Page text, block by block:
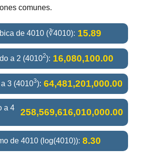
comunes.
de 4010 (∛4010): 15.89
a 2 (40102): 16,080,100.00
3 (40103): 64,481,201,000.00
a 4
258,569,616,010,000.00
de 4010 (log(4010)): 8.30